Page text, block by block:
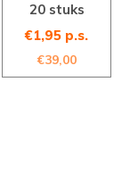
20 stuks
€1,95 p.s.
€39,00